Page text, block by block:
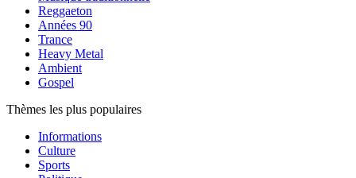
Reggaeton
Années 90
Trance
Heavy Metal
Ambient
Gospel
Thèmes les plus populaires
Informations
Culture
Sports